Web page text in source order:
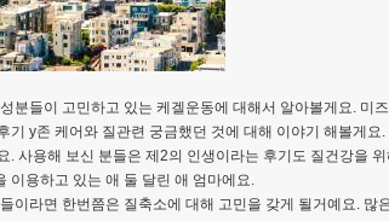
들이 고민하고 있는 케겔운동에 대해서 알아볼게요. 미
y존 케어와 질관련 궁금했던 것에 대해 이야기 해볼게요.
사용해 보신 분들은 제2의 인생이라는 후기도 질건강을
이용하고 있는 애 둘 달린 애 엄마에요.
라면 한번쯤은 질축소에 대해 고민을 갖게 될거예요. 많